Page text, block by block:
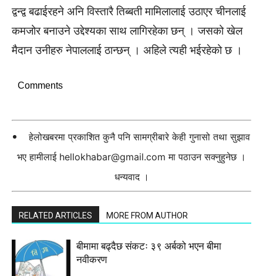
द्वन्द्व बढाईरहने अनि विस्तारै तिब्बती मामिलालाई उठाएर चीनलाई
कमजोर बनाउने उद्देश्यका साथ लागिरहेका छन् । जसको खेल
मैदान उनीहरु नेपाललाई ठान्छन् । अहिले त्यही भईरहेको छ ।
Comments
हेलोखबरमा प्रकाशित कुनै पनि सामग्रीबारे केही गुनासो तथा सुझाव
भए हामीलाई hellokhabar@gmail.com मा पठाउन सक्नुहुनेछ ।
धन्यवाद ।
RELATED ARTICLES MORE FROM AUTHOR
बीमामा बढ्दैछ संकटः ३९ अर्बको भएन बीमा
नवीकरण